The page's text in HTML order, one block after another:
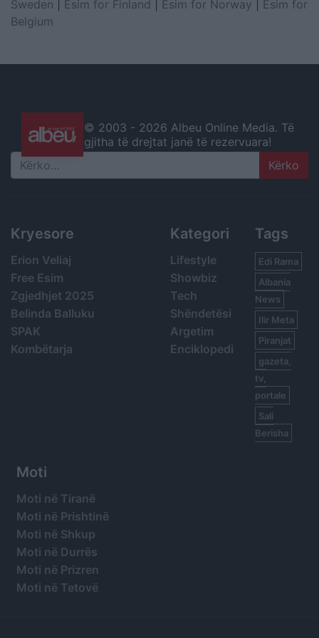
Sweden
Esim for Finland Esim for Norway
Esim for
Belgium
© 2003 - 2026 Albeu Online Media. Të
gjitha të drejtat janë të rezervuara!
Search
Kryesore
Erion Veliaj
Free Esim
Zgjedhjet 2025
Belinda Balluku
SPAK
Kombëtarja
Kategori
Lifestyle
Showbiz
Tech
Shëndetësi
Argetim
Enciklopedi
Tags
Edi Rama
Albania
News
Ilir Meta
Piranjat
gazeta,
tv,
portale
Sali
Berisha
Moti
Moti në Tiranë
Moti në Prishtinë
Moti në Shkup
Moti në Durrës
Moti në Prizren
Moti në Tetovë